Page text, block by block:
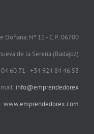
Doñana, Nº 11 - C.P: 06700
de la Serena (Badajoz)
60 71 - +34 924 84 46 53
info@emprendedorex
www.emprendedorex.com